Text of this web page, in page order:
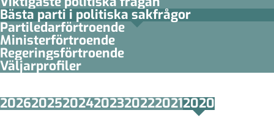
Bästa parti i politiska sakfrågor
Partiledar­förtroende
Minister­­förtroende
Regerings­förtroende
Väljarprofiler
2026202520242023202220212020